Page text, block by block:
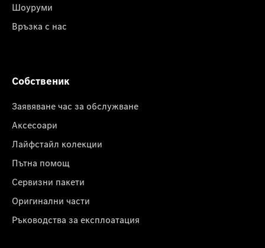
Шоуруми
Връзка с нас
Собственик
Заявяване час за обслужване
Аксесоари
Лайфстайл колекции
Пътна помощ
Сервизни пакети
Оригинални части
Ръководства за експлоатация